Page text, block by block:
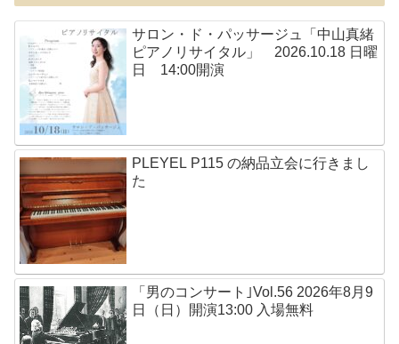
サロン・ド・パッサージュ「中山真緒
ピアノリサイタル」 2026.10.18 日曜
日 14:00開演
PLEYEL P115 の納品立会に行きまし
た
「男のコンサート｣Vol.56 2026年8月9
日（日）開演13:00 入場無料